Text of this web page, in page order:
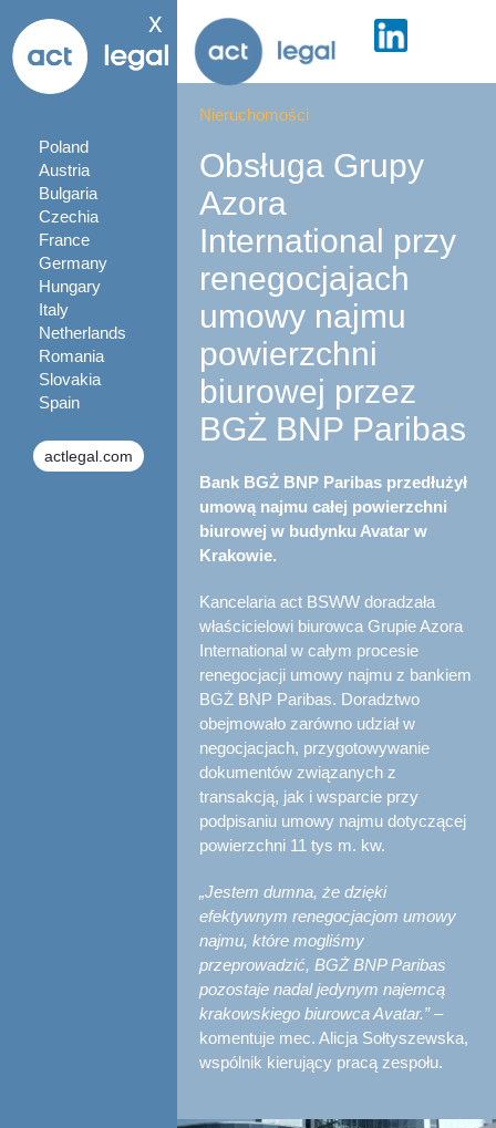
x
Poland
Austria
Bulgaria
Czechia
France
Germany
Hungary
Italy
Netherlands
Romania
Slovakia
Spain
actlegal.com
Nieruchomości
Obsługa Grupy
Azora
International przy
renegocjajach
umowy najmu
powierzchni
biurowej przez
BGŻ BNP Paribas
Bank BGŻ BNP Paribas przedłużył
umową najmu całej powierzchni
biurowej w budynku Avatar w
Krakowie.
Kancelaria act BSWW doradzała
właścicielowi biurowca Grupie Azora
International w całym procesie
renegocjacji umowy najmu z bankiem
BGŻ BNP Paribas. Doradztwo
obejmowało zarówno udział w
negocjacjach, przygotowywanie
dokumentów związanych z
transakcją, jak i wsparcie przy
podpisaniu umowy najmu dotyczącej
powierzchni 11 tys m. kw.
„Jestem dumna, że dzięki
efektywnym renegocjacjom umowy
najmu, które mogliśmy
przeprowadzić, BGŻ BNP Paribas
pozostaje nadal jedynym najemcą
krakowskiego biurowca Avatar.”–
komentuje mec. Alicja Sołtyszewska,
wspólnik kierujący pracą zespołu.